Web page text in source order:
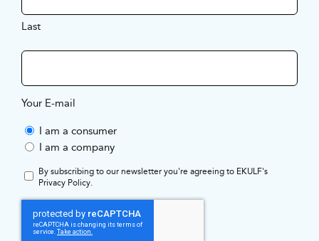
Last
Your E-mail
I am a consumer
I am a company
By subscribing to our newsletter you're agreeing to EKULF's
Privacy Policy.